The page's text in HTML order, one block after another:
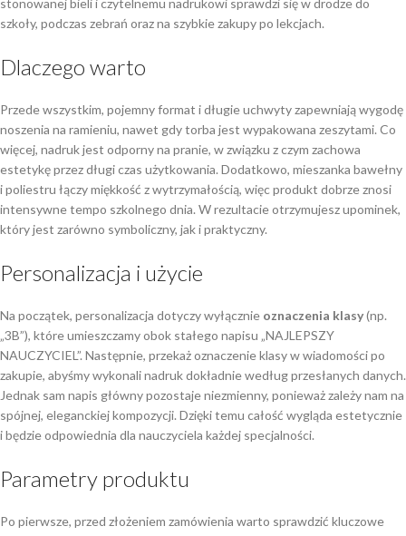
stonowanej bieli i czytelnemu nadrukowi sprawdzi się w drodze do
szkoły, podczas zebrań oraz na szybkie zakupy po lekcjach.
Dlaczego warto
Przede wszystkim, pojemny format i długie uchwyty zapewniają wygodę
noszenia na ramieniu, nawet gdy torba jest wypakowana zeszytami. Co
więcej, nadruk jest odporny na pranie, w związku z czym zachowa
estetykę przez długi czas użytkowania. Dodatkowo, mieszanka bawełny
i poliestru łączy miękkość z wytrzymałością, więc produkt dobrze znosi
intensywne tempo szkolnego dnia. W rezultacie otrzymujesz upominek,
który jest zarówno symboliczny, jak i praktyczny.
Personalizacja i użycie
Na początek, personalizacja dotyczy wyłącznie oznaczenia klasy(np.
„3B”), które umieszczamy obok stałego napisu „NAJLEPSZY
NAUCZYCIEL”. Następnie, przekaż oznaczenie klasy w wiadomości po
zakupie, abyśmy wykonali nadruk dokładnie według przesłanych danych.
Jednak sam napis główny pozostaje niezmienny, ponieważ zależy nam na
spójnej, eleganckiej kompozycji. Dzięki temu całość wygląda estetycznie
i będzie odpowiednia dla nauczyciela każdej specjalności.
Parametry produktu
Po pierwsze, przed złożeniem zamówienia warto sprawdzić kluczowe